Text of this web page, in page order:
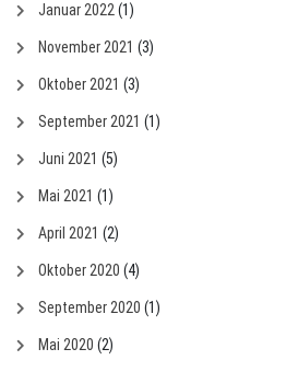
Januar 2022(1)
November 2021 (3)
Oktober 2021 (3)
September 2021 (1)
Juni 2021 (5)
Mai 2021 (1)
April 2021 (2)
Oktober 2020 (4)
September 2020 (1)
Mai 2020 (2)